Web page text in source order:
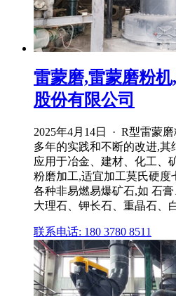
雷蒙磨,雷蒙磨粉
股份有限公司
2025年4月14日 · R型雷蒙
多年的实践和不断的改进,其
应用于冶金、建材、化工、
粉磨加工,适宜加工莫氏硬度
各种非易燃易爆矿石,如 石
大理石、钾长石、重晶石、
联系电话: 180 3780 8511